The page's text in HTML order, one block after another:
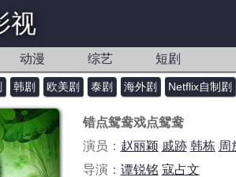
视
动漫 综艺 短剧
韩剧 欧美剧 泰剧 海外剧 Netflix自制剧
错点鸳鸯戏点鸳鸯
演员： 赵丽颖 戚跡 韩栋 周
导演： 谭锐铭 寇占文